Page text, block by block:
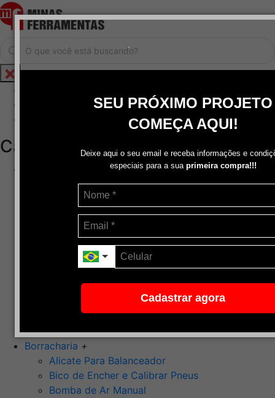
.
SEU PRÓXIMO PROJETO
COMEÇA AQUI!
Deixe aqui o seu email e receba informações e
especiais para a sua primeira compra!!!
Cadastrar agora
Cadastrar / Logar
Central de Atendimento
Categorias
Disco de Corte
Disco de Corte e Desbaste-Dupla Aplicação
Disco de Desbaste
Escovas de Aço
Escovas de Latão
Pasta Para Assentar Válvula
Pedra de Afiar
Ponta Montada (Oxido de Alumínio)
Rebolos
Borracharia +
Alicate Para Balanceador
Bico de Encher e Calibrar Pneus
Bomba de Ar Manual